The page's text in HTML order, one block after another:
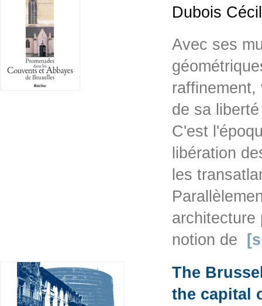
Dubois
Avec ses
raffinement,
de sa
C'est
libération
les
architecture
notion de
The
the capital